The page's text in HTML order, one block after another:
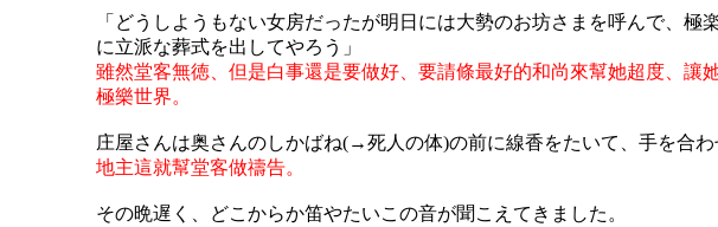
「どうしようもない女房だったが明日には大勢のお坊さまを呼んで、極
に立派な葬式を出してやろう」
雖然堂客無徳、但是白事還是要做好、要請條最好的和尚來幫她超度、讓
極樂世界。
庄屋さんは奥さんのしかばね(→死人の体)の前に線香をたいて、手を合わ
地主這就幫堂客做禱告。
その晩遅く、どこからか笛やたいこの音が聞こえてきました。